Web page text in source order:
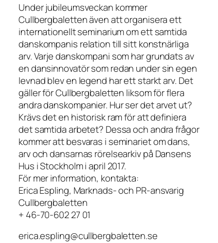
Under jubileumsveckan kommer
Cullbergbaletten även att organisera ett
internationellt seminarium om ett samtida
danskompanis relation till sitt konstnärliga
arv. Varje danskompani som har grundats av
en dansinnovatör som redan under sin egen
levnad blev en legend har ett starkt arv. Det
gäller för Cullbergbaletten liksom för flera
andra danskompanier. Hur ser det arvet ut?
Krävs det en historisk ram för att definiera
det samtida arbetet? Dessa och andra frågor
kommer att besvaras i seminariet om dans,
arv och dansarnas rörelsearkiv på Dansens
Hus i Stockholm i april 2017.
För mer information, kontakta:
Erica Espling, Marknads- och PR-ansvarig
Cullbergbaletten
+ 46-70-602 27 01
erica.espling@cullbergbaletten.se